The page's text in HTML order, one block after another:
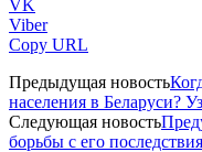
VK
Viber
Copy URL
Предыдущая новость
населения в Беларуси?
Следующая новость
борьбы с его